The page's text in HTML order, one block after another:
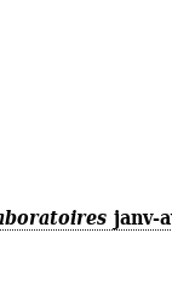
janv-